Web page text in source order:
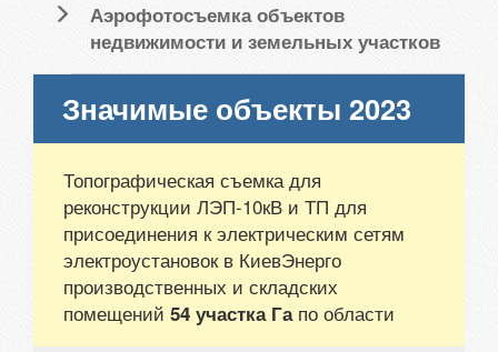
Аэрофотосъемка объектов
недвижимости и земельных участков
Значимые объекты 2023
Топографическая съемка для
реконструкции ЛЭП-10кВ и ТП для
присоединения к электрическим сетям
электроустановок в КиевЭнерго
производственных и складских
помещений 54 участка Гапо области